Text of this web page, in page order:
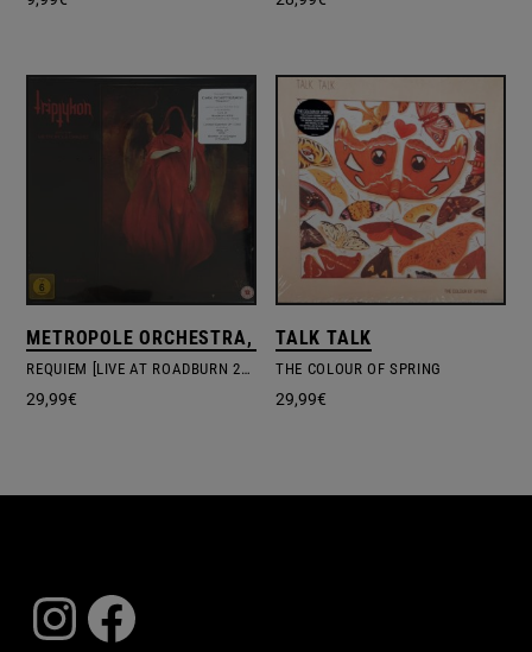
METROPOLE ORCHESTRA, TRIPTYKON
REQUIEM [LIVE AT ROADBURN 2019]
29,99€
TALK TALK
THE COLOUR OF SPRING
29,99€
Instagram
Facebook